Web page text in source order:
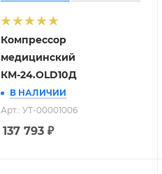
Компрессор
медицинский
КМ-24.OLD10Д
В НАЛИЧИИ
Арт.: УТ-00001006
137 793 ₽